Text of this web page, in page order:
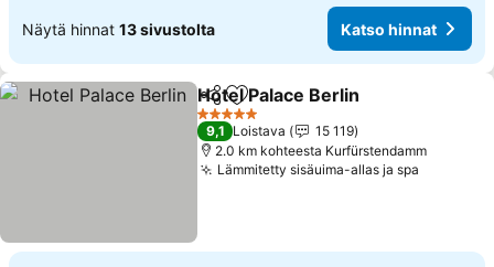
Näytä hinnat 13 sivustolta Katso hinnat
Jaa Lisää suosikkeihin
Hotel Palace Berlin
5 Tähtiluokitus
9,1 Loistava
15 119
2.0 km kohteesta Kurfürstendamm
Lämmitetty sisäuima-allas ja spa